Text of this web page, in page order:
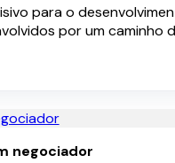
para o
por um caminho
negociador